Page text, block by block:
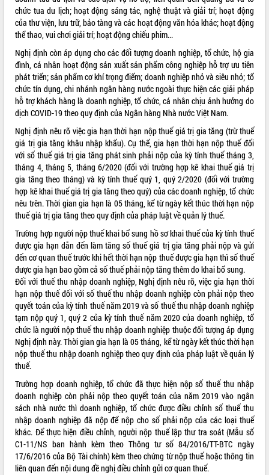
Trailer Lễ hội Sầu riêng Đắk Lắk năm
2026
Khám bệnh, cấp phát thuốc miễn phí
và tặng quà người dân xã Cư Pui
Hội nghị UBND tỉnh Đắk Lắk thường kỳ
tháng 7/2026
Lễ truy tặng danh hiệu “Bà Mẹ Việt
Nam Anh hùng” và trao Huân chương
Lao động
vụ 6 tháng cuối năm 2026
Kỳ họp thứ Hai, Hội đồng nhân dân
tỉnh khóa XI quyết nghị nhiều nội dung
quan trọng
Bí thư Tỉnh ủy Lương Nguyễn Minh
Triết thăm, tặng quà người có công với
cách mạng
Rà soát, hoàn thiện hệ thống thiết chế
văn hóa, thể thao đáp ứng yêu cầu
phát triển mới
Thường trực HĐND tỉnh Đắk Lắk gặp
mặt Đoàn chuyên gia y tế TP. Hồ Chí
Minh
Lễ truy điệu và an táng hài cốt liệt sĩ
tại Nghĩa trang Liệt sĩ xã Sơn Hòa
Bàn giải pháp tháo gỡ khó khăn trong
xuất khẩu sầu riêng và triển khai quy
định EUDR
Thứ trưởng Bộ Nông nghiệp và Môi
trường Nguyễn Hoàng Hiệp khảo sát
vùng trồng và doanh nghiệp đóng gói
sầu riêng tại Đắk Lắk
Trình diễn nghệ thuật chế biến các
món ăn từ sầu riêng
Đắk Lắk công bố Quy hoạch và xúc
tiến đầu tư tỉnh
ALBUM ẢNH
LIÊN KẾT WEB
THỐNG KÊ TRUY CẬP
Hôm nay:
20157
Tất cả:
66105825
chức tua du lịch; hoạt động sáng tác, nghệ thuật và giải trí; hoạt động
của thư viện, lưu trữ, bảo tàng và các hoạt động văn hóa khác; hoạt động
thể thao, vui chơi giải trí; hoạt động chiếu phim...
Nghị định còn áp dụng cho các đối tượng doanh nghiệp, tổ chức, hộ gia
đình, cá nhân hoạt động sản xuất sản phẩm công nghiệp hỗ trợ ưu tiên
phát triển; sản phẩm cơ khí trọng điểm; doanh nghiệp nhỏ và siêu nhỏ; tổ
chức tín dụng, chi nhánh ngân hàng nước ngoài thực hiện các giải pháp
hỗ trợ khách hàng là doanh nghiệp, tổ chức, cá nhân chịu ảnh hưởng do
dịch COVID-19 theo quy định của Ngân hàng Nhà nước Việt Nam.
Nghị định nêu rõ việc gia hạn thời hạn nộp thuế giá trị gia tăng (trừ thuế
giá trị gia tăng khâu nhập khẩu). Cụ thể, gia hạn thời hạn nộp thuế đối
với số thuế giá trị gia tăng phát sinh phải nộp của kỳ tính thuế tháng 3,
tháng 4, tháng 5, tháng 6/2020 (đối với trường hợp kê khai thuế giá trị
gia tăng theo tháng) và kỳ tính thuế quý 1, quý 2/2020 (đối với trường
hợp kê khai thuế giá trị gia tăng theo quý) của các doanh nghiệp, tổ chức
nêu trên. Thời gian gia hạn là 05 tháng, kể từ ngày kết thúc thời hạn nộp
thuế giá trị gia tăng theo quy định của pháp luật về quản lý thuế.
Trường hợp người nộp thuế khai bổ sung hồ sơ khai thuế của kỳ tính thuế
được gia hạn dẫn đến làm tăng số thuế giá trị gia tăng phải nộp và gửi
đến cơ quan thuế trước khi hết thời hạn nộp thuế được gia hạn thì số thuế
được gia hạn bao gồm cả số thuế phải nộp tăng thêm do khai bổ sung.
Đối với thuế thu nhập doanh nghiệp, Nghị định nêu rõ, việc gia hạn thời
hạn nộp thuế đối với số thuế thu nhập doanh nghiệp còn phải nộp theo
quyết toán của kỳ tính thuế năm 2019 và số thuế thu nhập doanh nghiệp
tạm nộp quý 1, quý 2 của kỳ tính thuế năm 2020 của doanh nghiệp, tổ
chức là người nộp thuế thu nhập doanh nghiệp thuộc đối tượng áp dụng
Nghị định này. Thời gian gia hạn là 05 tháng, kể từ ngày kết thúc thời hạn
nộp thuế thu nhập doanh nghiệp theo quy định của pháp luật về quản lý
thuế.
Trường hợp doanh nghiệp, tổ chức đã thực hiện nộp số thuế thu nhập
doanh nghiệp còn phải nộp theo quyết toán của năm 2019 vào ngân
sách nhà nước thì doanh nghiệp, tổ chức được điều chỉnh số thuế thu
nhập doanh nghiệp đã nộp để nộp cho số phải nộp của các loại thuế
khác. Để thực hiện điều chỉnh, người nộp thuế lập thư tra soát (Mẫu số
C1-11/NS ban hành kèm theo Thông tư số 84/2016/TT-BTC ngày
17/6/2016 của Bộ Tài chính) kèm theo chứng từ nộp thuế hoặc thông tin
liên quan đến nội dung đề nghị điều chỉnh gửi cơ quan thuế.